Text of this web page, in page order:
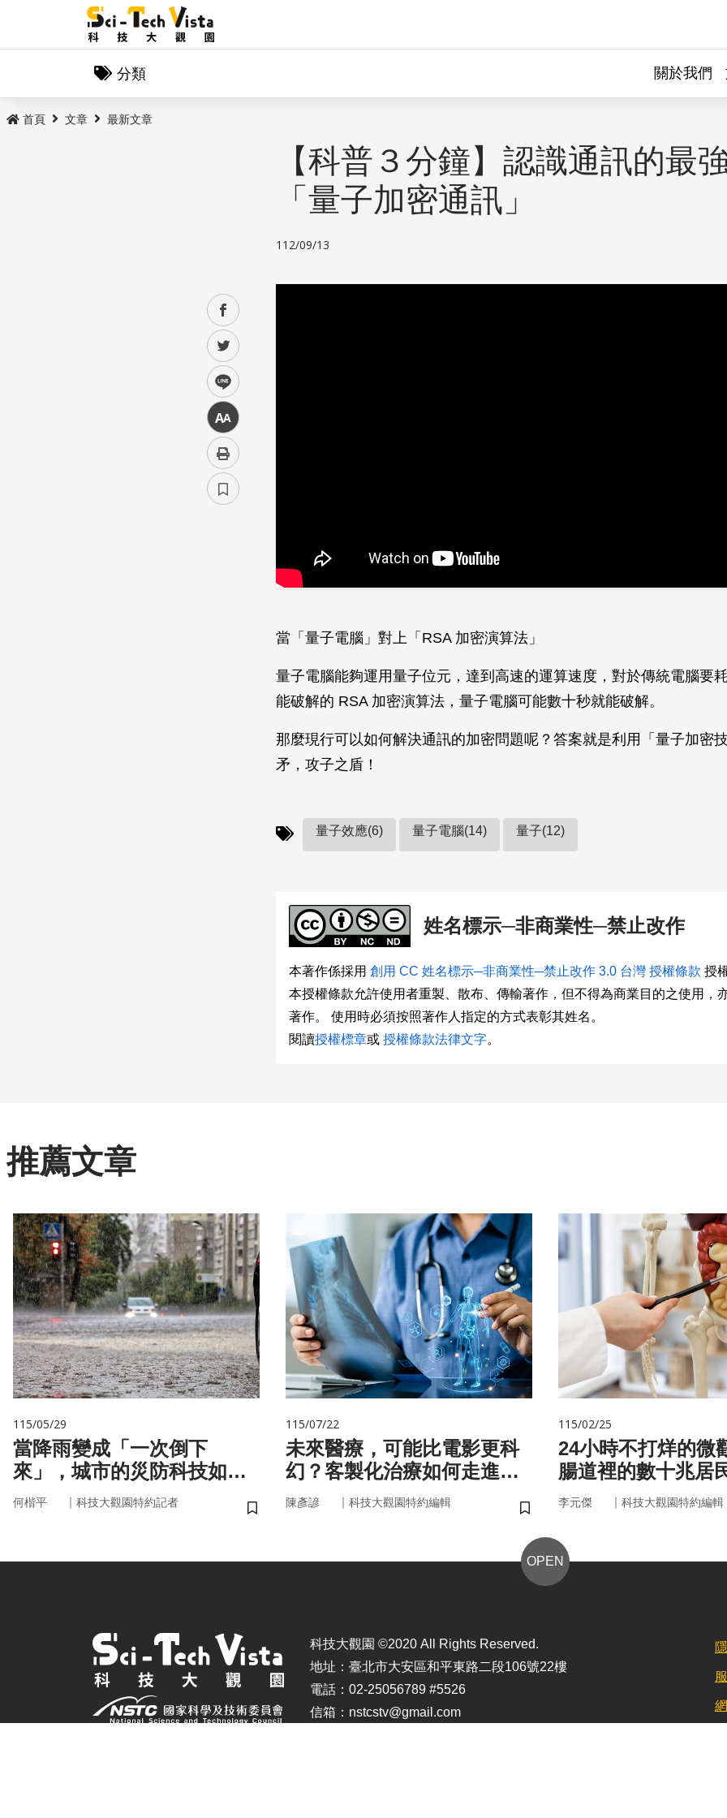
分類 關於我們
首頁 文章 最新文章
facebook
twitter
line
中
【科普３分鐘】認識通訊的最
「量子加密通訊」
112/09/13
當「量子電腦」對上「RSA 加密演算法」
量子電腦能夠運用量子位元，達到高速的運算速度，對於傳統電腦要
能破解的 RSA 加密演算法，量子電腦可能數十秒就能破解。
那麼現行可以如何解決通訊的加密問題呢？答案就是利用「量子加密
矛，攻子之盾！
量子效應(6) 量子電腦(14) 量子(12)
姓名標示─非商業性─禁止改作
本著作係採用 創用 CC 姓名標示─非商業性─禁止改作 3.0 台灣 授權條款 授
本授權條款允許使用者重製、散布、傳輸著作，但不得為商業目的之使用，
著作。 使用時必須按照著作人指定的方式表彰其姓名。
閱讀授權標章或 授權條款法律文字。
推薦文章
115/05/29
當降雨變成「一次倒下
來」，城市的災防科技如何
即時應變？
何楷平 ｜ 科技大觀園特約記者
儲存書籤
115/07/22
未來醫療，可能比電影更科
幻？客製化治療如何走進真
實世界
陳彥諺 ｜ 科技大觀園特約編輯
儲存書籤
115/02/25
24小時不打烊的微
腸道裡的數十兆居
悄掌管你的大腦與
李元傑 ｜ 科技大觀園特約編輯
OPEN
科技大觀園 ©2020 All Rights Reserved.
地址：臺北市大安區和平東路二段106號22樓
電話：02-25056789 #5526
信箱：nstcstv@gmail.com